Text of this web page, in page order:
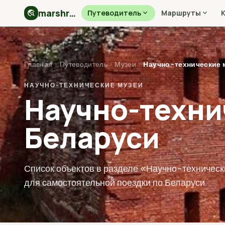
travel_explore marshryt.by Путеводительexpand_more Маршруты expand_more
Главная › Путеводитель › Музеи › Научно-технические
НАУЧНО-ТЕХНИЧЕСКИЕ МУЗЕИ
Научно-
Беларуси
Список объектов в разделе «Научно-
для самостоятельной поездки по Беларуси.